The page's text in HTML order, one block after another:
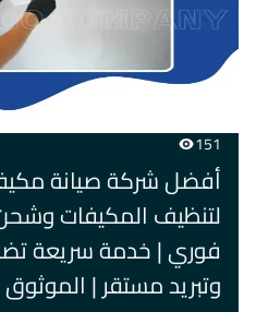
151
أفضل شركة صيانة
لتنظيف المكيفات
فوري | خدمة سريعة
وتبريد مستقر | الموثوق